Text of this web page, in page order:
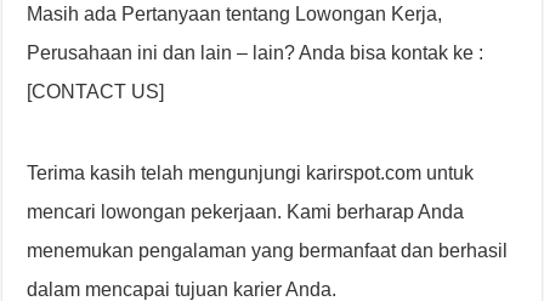
Masih ada Pertanyaan tentang Lowongan Kerja,
Perusahaan ini dan lain – lain? Anda bisa kontak ke :
[CONTACT US]
Terima kasih telah mengunjungi karirspot.com untuk
mencari lowongan pekerjaan. Kami berharap Anda
menemukan pengalaman yang bermanfaat dan berhasil
dalam mencapai tujuan karier Anda.